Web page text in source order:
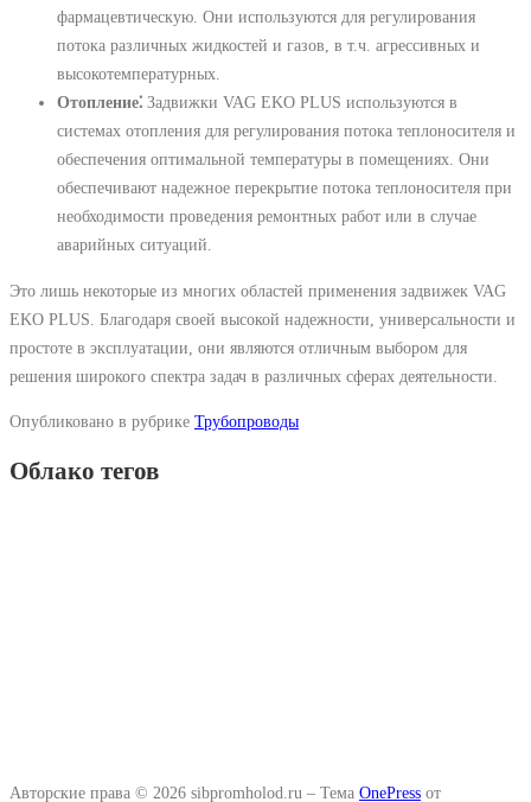
фармацевтическую. Они используются для регулирования
потока различных жидкостей и газов, в т.ч. агрессивных и
высокотемпературных.
Отопление⁚ Задвижки VAG EKO PLUS используются в
системах отопления для регулирования потока теплоносителя и
обеспечения оптимальной температуры в помещениях. Они
обеспечивают надежное перекрытие потока теплоносителя при
необходимости проведения ремонтных работ или в случае
аварийных ситуаций.
Это лишь некоторые из многих областей применения задвижек VAG
EKO PLUS. Благодаря своей высокой надежности, универсальности и
простоте в эксплуатации, они являются отличным выбором для
решения широкого спектра задач в различных сферах деятельности.
Опубликовано в рубрике Трубопроводы
Облако тегов
Авторские права © 2026 sibpromholod.ru – Тема OnePress от